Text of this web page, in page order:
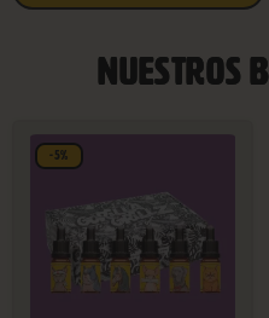
NUESTROS
-5%